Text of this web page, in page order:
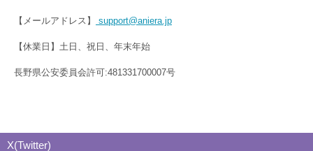
【メールアドレス】 support@aniera.jp
【休業日】土日、祝日、年末年始
長野県公安委員会許可:481331700007号
X(Twitter)